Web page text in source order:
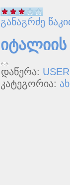
განაგრძე
იტალიის
დაწერა: USER
კატეგორია: